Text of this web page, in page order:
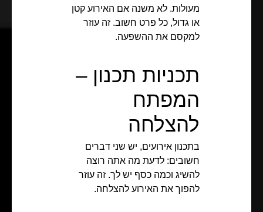
מעולות. לא משנה אם האירוע קטן
או גדול, כל פרט חשוב. זה עוזר
למקסם את ההשפעה.
תכניות תכנון –
המפתח
להצלחה
בתכנון אירועים, יש שני דברים
חשובים: לדעת מה אתה רוצה
להשיג וכמה כסף יש לך. זה עוזר
להפוך את האירוע להצלחה.